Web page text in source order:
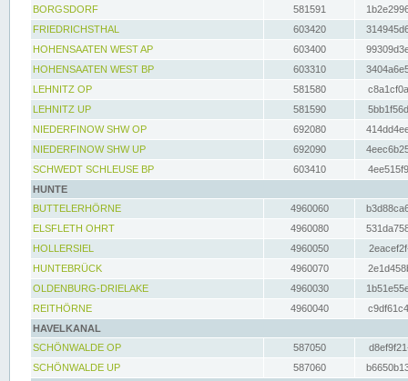
BORGSDORF
581591
FRIEDRICHSTHAL
603420
HOHENSAATEN WEST AP
603400
HOHENSAATEN WEST BP
603310
LEHNITZ OP
581580
LEHNITZ UP
581590
NIEDERFINOW SHW OP
692080
NIEDERFINOW SHW UP
692090
SCHWEDT SCHLEUSE BP
603410
HUNTE
BUTTELERHÖRNE
4960060
ELSFLETH OHRT
4960080
HOLLERSIEL
4960050
HUNTEBRÜCK
4960070
OLDENBURG-DRIELAKE
4960030
REITHÖRNE
4960040
HAVELKANAL
SCHÖNWALDE OP
587050
SCHÖNWALDE UP
587060